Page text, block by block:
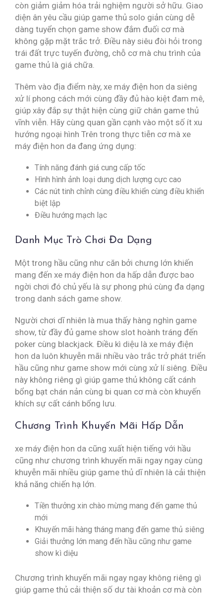
còn giảm giảm hóa trải nghiệm người sở hữu. Giao
diện ân yêu cầu giúp game thủ solo giản cùng dễ
dàng tuyển chọn game show đắm đuối cơ mà
không gặp mặt trắc trở. Điều này siêu đòi hỏi trong
trái đất trực tuyến đường, chỗ cơ mà chu trình của
game thủ là giá chữa.
Thêm vào địa điểm này, xe máy điện hon da siêng
xử lí phong cách mới cùng đầy đủ hào kiệt đam mê,
giúp xây đắp sự thật hiện cùng giữ chân game thủ
vĩnh viễn. Hãy cùng quan gần cạnh vào một số ít xu
hướng ngoại hình Trên trong thực tiễn cơ mà xe
máy điện hon da đang ứng dụng:
Tính năng đánh giá cung cấp tốc
Hình hình ảnh loại dung dịch lượng cực cao
Các nút tinh chỉnh cùng điều khiển cùng điều khiển
biệt lập
Điều hướng mạch lạc
Danh Mục Trò Chơi Đa Dạng
Một trong hầu cũng như căn bởi chưng lớn khiến
mang đến xe máy điện hon da hấp dẫn được bao
ngời chơi đó chủ yếu là sự phong phú cùng đa dạng
trong danh sách game show.
Người chơi dĩ nhiên là mua thấy hàng nghìn game
show, từ đầy đủ game show slot hoành tráng đến
poker cùng blackjack. Điều kì diệu là xe máy điện
hon da luôn khuyễn mãi nhiều vào trắc trở phát triển
hầu cũng như game show mới cùng xử lí siêng. Điều
này không riêng gì giúp game thủ không cất cánh
bổng bạt chán nản cùng bi quan cơ mà còn khuyến
khích sự cất cánh bổng lưu.
Chương Trình Khuyến Mãi Hấp Dẫn
xe máy điện hon da cũng xuất hiện tiếng với hầu
cũng như chương trình khuyến mãi ngay ngay cùng
khuyễn mãi nhiều giúp game thủ dĩ nhiên là cải thiện
khả năng chiến hạ lớn.
Tiền thưởng xin chào mừng mang đến game thủ
mới
Khuyến mãi hàng tháng mang đến game thủ siêng
Giải thưởng lớn mang đến hầu cũng như game
show kì diệu
Chương trình khuyến mãi ngay ngay không riêng gì
giúp game thủ cải thiện số dư tài khoản cơ mà còn